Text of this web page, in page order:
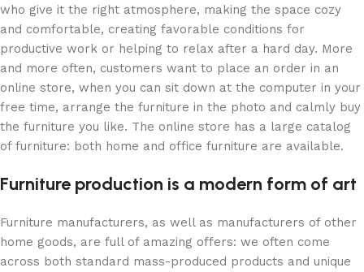
who give it the right atmosphere, making the space cozy
and comfortable, creating favorable conditions for
productive work or helping to relax after a hard day. More
and more often, customers want to place an order in an
online store, when you can sit down at the computer in your
free time, arrange the furniture in the photo and calmly buy
the furniture you like. The online store has a large catalog
of furniture: both home and office furniture are available.
Furniture production is a modern form of art
Furniture manufacturers, as well as manufacturers of other
home goods, are full of amazing offers: we often come
across both standard mass-produced products and unique